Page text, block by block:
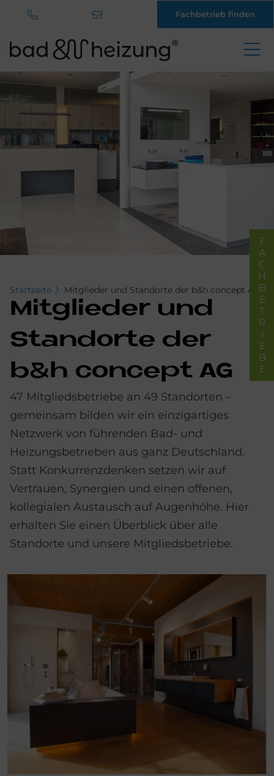
Direkt
zum
Inhalt
Fachbetrieb finden
Startseite Mitglieder und Standorte der b&h concept AG
Mit­glie­der und
Stand­or­te der
b&h con­ce­pt AG
47 Mitgliedsbetriebe an 49 Standorten –
gemeinsam bilden wir ein einzigartiges
Netzwerk von führenden Bad- und
Heizungsbetrieben aus ganz Deutschland.
Statt Konkurrenzdenken setzen wir auf
Vertrauen, Synergien und einen offenen,
kollegialen Austausch auf Augenhöhe. Hier
erhalten Sie einen Überblick über alle
Standorte und unsere Mitgliedsbetriebe.
FACHBETRIEBE